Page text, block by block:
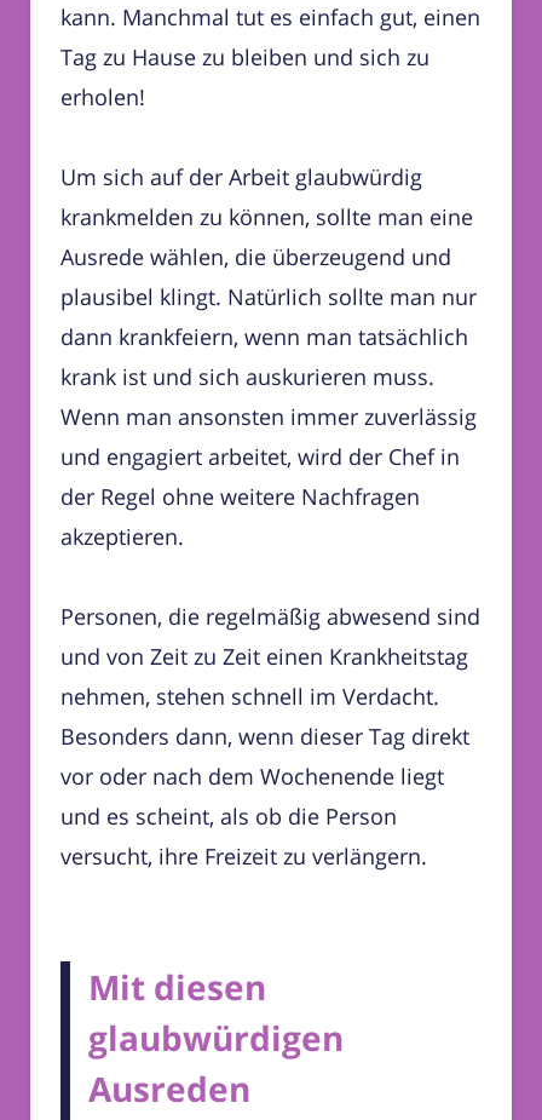
kann. Manchmal tut es einfach gut, einen
Tag zu Hause zu bleiben und sich zu
erholen!
Um sich auf der Arbeit glaubwürdig
krankmelden zu können, sollte man eine
Ausrede wählen, die überzeugend und
plausibel klingt. Natürlich sollte man nur
dann krankfeiern, wenn man tatsächlich
krank ist und sich auskurieren muss.
Wenn man ansonsten immer zuverlässig
und engagiert arbeitet, wird der Chef in
der Regel ohne weitere Nachfragen
akzeptieren.
Personen, die regelmäßig abwesend sind
und von Zeit zu Zeit einen Krankheitstag
nehmen, stehen schnell im Verdacht.
Besonders dann, wenn dieser Tag direkt
vor oder nach dem Wochenende liegt
und es scheint, als ob die Person
versucht, ihre Freizeit zu verlängern.
Mit diesen
glaubwürdigen
Ausreden